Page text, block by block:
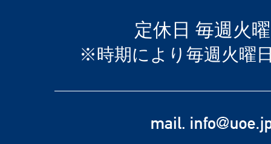
定休日 毎週火
※時期により毎週火曜